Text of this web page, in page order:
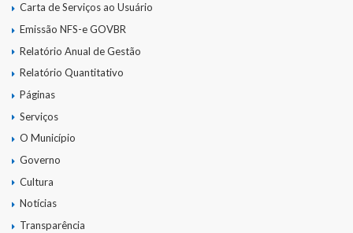
Carta de Serviços ao Usuário
Emissão NFS-e GOVBR
Relatório Anual de Gestão
Relatório Quantitativo
Páginas
Serviços
O Município
Governo
Cultura
Notícias
Transparência